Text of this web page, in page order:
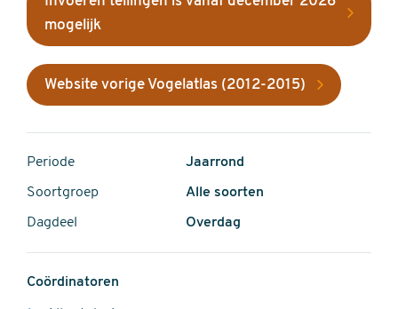
mogelijk
Website vorige Vogelatlas (2012-2015)
Periode Jaarrond
Soortgroep Alle soorten
Dagdeel Overdag
Coördinatoren